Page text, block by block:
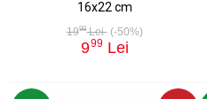
16x22 cm
1999Lei (-50%)
999 Lei